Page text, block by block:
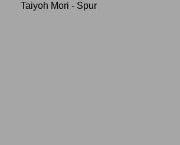
Taiyoh Mori - Spur